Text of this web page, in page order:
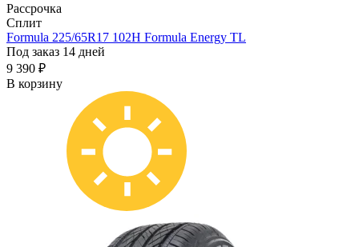
Рассрочка
Сплит
Formula 225/65R17 102H Formula Energy TL
Под заказ 14 дней
9 390 ₽
В корзину